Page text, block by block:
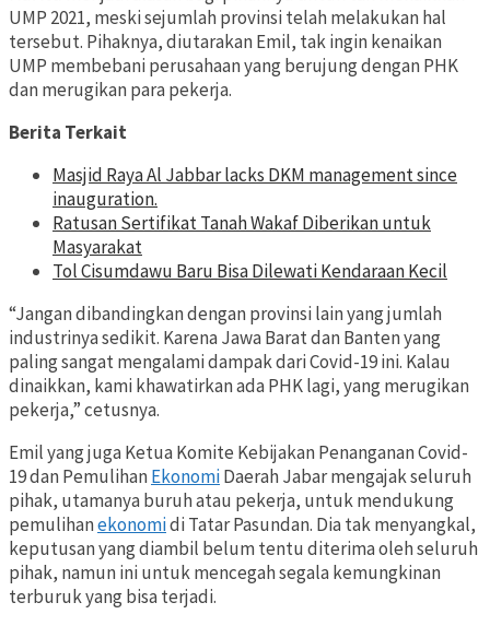
UMP 2021, meski sejumlah provinsi telah melakukan hal
tersebut. Pihaknya, diutarakan Emil, tak ingin kenaikan
UMP membebani perusahaan yang berujung dengan PHK
dan merugikan para pekerja.
Berita Terkait
Masjid Raya Al Jabbar lacks DKM management since
inauguration.
Ratusan Sertifikat Tanah Wakaf Diberikan untuk
Masyarakat
Tol Cisumdawu Baru Bisa Dilewati Kendaraan Kecil
“Jangan dibandingkan dengan provinsi lain yang jumlah
industrinya sedikit. Karena Jawa Barat dan Banten yang
paling sangat mengalami dampak dari Covid-19 ini. Kalau
dinaikkan, kami khawatirkan ada PHK lagi, yang merugikan
pekerja,” cetusnya.
Emil yang juga Ketua Komite Kebijakan Penanganan Covid-
19 dan PemulihanEkonomiDaerah Jabar mengajak seluruh
pihak, utamanya buruh atau pekerja, untuk mendukung
pemulihanekonomidi Tatar Pasundan. Dia tak menyangkal,
keputusan yang diambil belum tentu diterima oleh seluruh
pihak, namun ini untuk mencegah segala kemungkinan
terburuk yang bisa terjadi.